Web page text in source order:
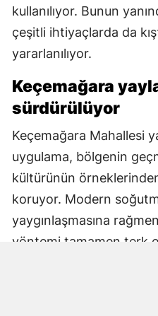
kullanılıyor. Bunun
çeşitli ihtiyaçlarda da
yararlanılıyor.
Keçemağara
sürdürülüyor
Keçemağara Mahallesi
uygulama, bölgenin
kültürünün
koruyor. Modern
yaygınlaşmasına
yöntemi tamamen terk